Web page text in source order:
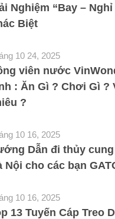
Nghiệm “Bay –
Biệt
10 24, 2025
viên nước
: Ăn Gì ? Chơi Gì ?
?
10 16, 2025
Dẫn đi thủy
Nội cho các bạn
10 16, 2025
13 Tuyến Cáp Treo